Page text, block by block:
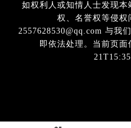
如权利人或知情人士发现
权、名誉权等侵权
2557628530@qq.com 与我
即依法处理。当前页